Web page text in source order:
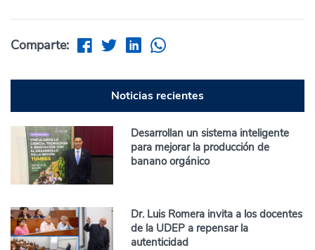
Comparte:
Noticias recientes
Desarrollan un sistema inteligente
para mejorar la producción de
banano orgánico
Dr. Luis Romera invita a los docentes
de la UDEP a repensar la
autenticidad